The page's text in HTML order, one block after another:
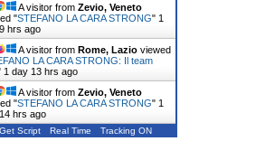
A visitor from Zevio, Veneto
"STEFANO LA CARA STRONG" 1
hrs ago
A visitor from Rome, Lazio viewed
LA CARA STRONG: Il team
1 day 13 hrs ago
A visitor from Zevio, Veneto
"STEFANO LA CARA STRONG" 1
hrs ago
Get Script Real Time Tracking ON